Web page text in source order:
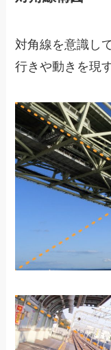
対角線を意識し
行きや動きを現